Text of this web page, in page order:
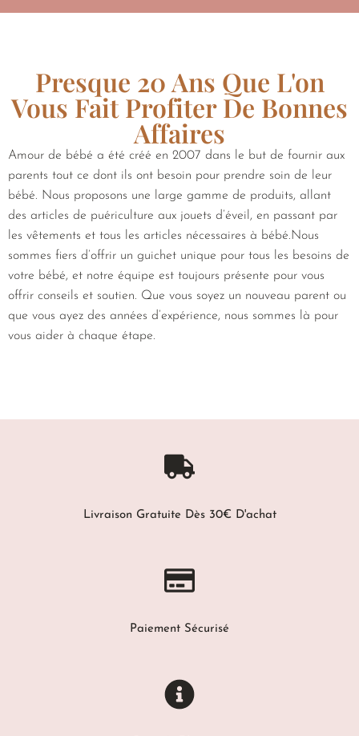
Presque 20 Ans Que L'on
Vous Fait Profiter De Bonnes
Affaires
Amour de bébé a été créé en 2007 dans le but de fournir aux
parents tout ce dont ils ont besoin pour prendre soin de leur
bébé. Nous proposons une large gamme de produits, allant
des articles de puériculture aux jouets d’éveil, en passant par
les vêtements et tous les articles nécessaires à bébé.Nous
sommes fiers d’offrir un guichet unique pour tous les besoins de
votre bébé, et notre équipe est toujours présente pour vous
offrir conseils et soutien. Que vous soyez un nouveau parent ou
que vous ayez des années d’expérience, nous sommes là pour
vous aider à chaque étape.
Livraison Gratuite Dès 30€ D'achat
Paiement Sécurisé